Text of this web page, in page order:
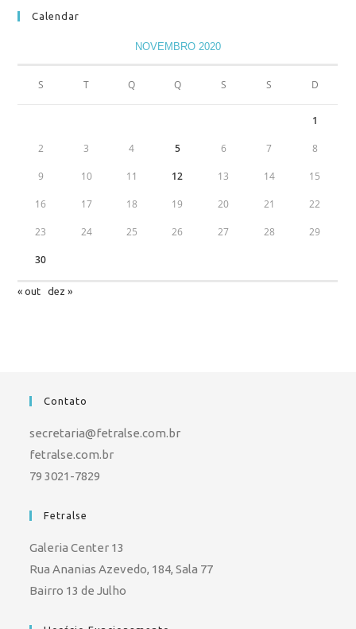
Calendar
NOVEMBRO 2020
S T Q Q S S D
1
2 3 4 5 6 7 8
9 10 11 12 13 14 15
16 17 18 19 20 21 22
23 24 25 26 27 28 29
30
« out dez »
Contato
secretaria@fetralse.com.br
fetralse.com.br
79 3021-7829
Fetralse
Galeria Center 13
Rua Ananias Azevedo, 184, Sala 77
Bairro 13 de Julho